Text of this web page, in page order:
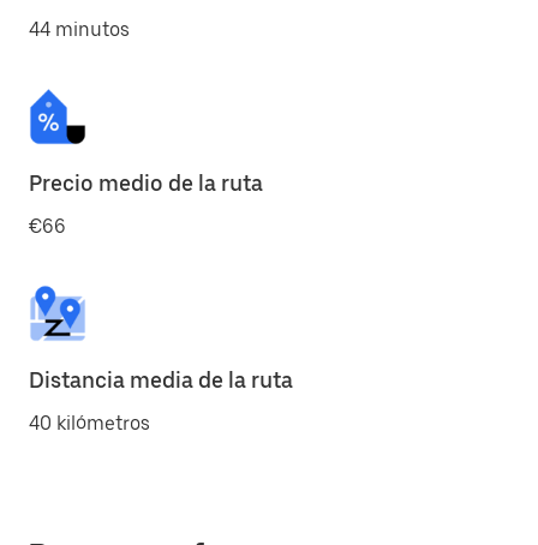
44 minutos
Precio medio de la ruta
€66
Distancia media de la ruta
40 kilómetros